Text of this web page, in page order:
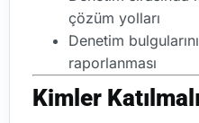
çözüm yolları
Denetim
raporlanması
Kimler